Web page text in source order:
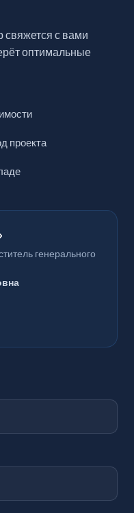
свяжется с вами
оптимальные
проекта
генерального